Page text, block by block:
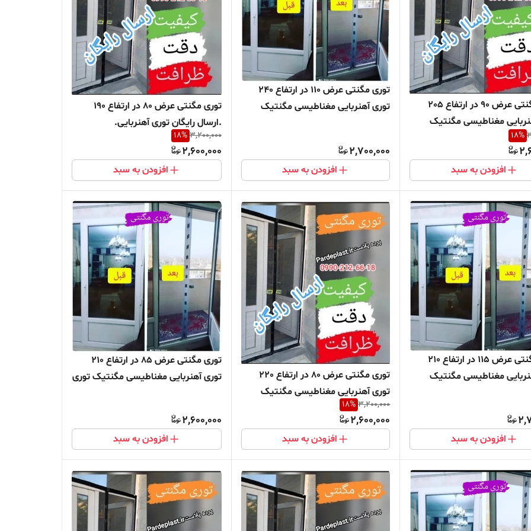
توری مگنتی عرض 90 در ارتفاع 205
مغناطیسی مگنتیک
پشه بند پرده مگنتی پرده
توری مغازه پرده مغازه
18%
افزودن به سبد
توری مگنتی عرض 110 در ارتفاع 240
توری آهنربایی مغناطیسی مگنتیک
2,700,000
افزودن به سبد
توری مگنتی عرض 80 در ارتفاع 190
.ارسال رایگان توری آهنربایی.
مغناطیسی . مگنتیک . توری پشه . پشه
بند . پرده مگنتی .پرده توری بالکن .
توری پشه . پشه بند . پرده مغازه
3,200,000
18%
2,600,000
افزودن به سبد
توری مگنتی عرض 115 در ارتفاع 210
مغناطیسی مگنتیک
افزودن به سبد
توری مگنتی عرض 80 در ارتفاع 220
توری آهنربایی مغناطیسی مگنتیک
توری پشه پشه بند پرده مگنتی پرده
توری بالکن توری مغازه پرده مغازه
3,200,000
18%
2,600,000
افزودن به سبد
توری مگنتی عرض 85 در ارتفاع 210
توری آهنربایی مغناطیسی مگنتیک توری
2,600,000
افزودن به سبد